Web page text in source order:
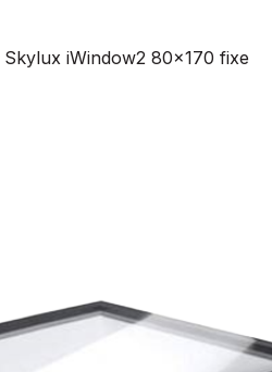
Skylux iWindow2 80x170 fixe